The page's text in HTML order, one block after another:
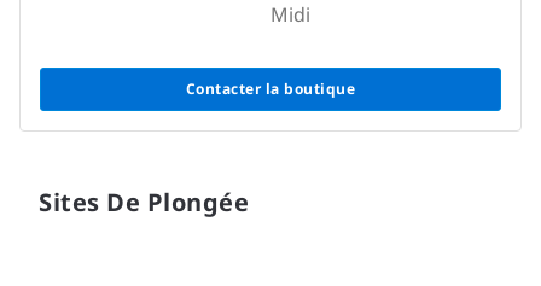
Midi
Contacter la boutique
Sites De Plongée